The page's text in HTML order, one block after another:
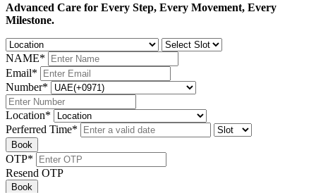
Advanced Care for Every Step, Every Movement, Every
Milestone.
NAME*
Email*
Number*
Location*
Perferred Time*
Book
OTP*
Resend OTP
Book